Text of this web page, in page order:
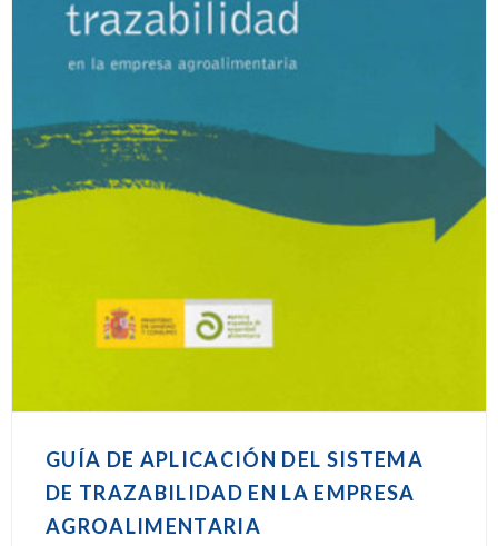
GUÍA DE APLICACIÓN DEL SISTEMA
DE TRAZABILIDAD EN LA EMPRESA
AGROALIMENTARIA